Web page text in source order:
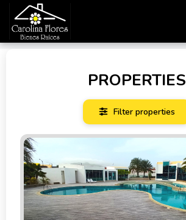
PROPERTIES
Filter properties